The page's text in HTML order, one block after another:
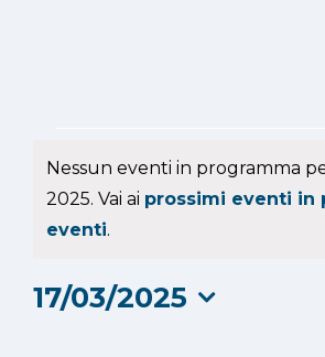
Eventi
for
Marzo
Nessun eventi in programma
2025. Vai ai prossimi eventi in
eventi.
17/03/2025